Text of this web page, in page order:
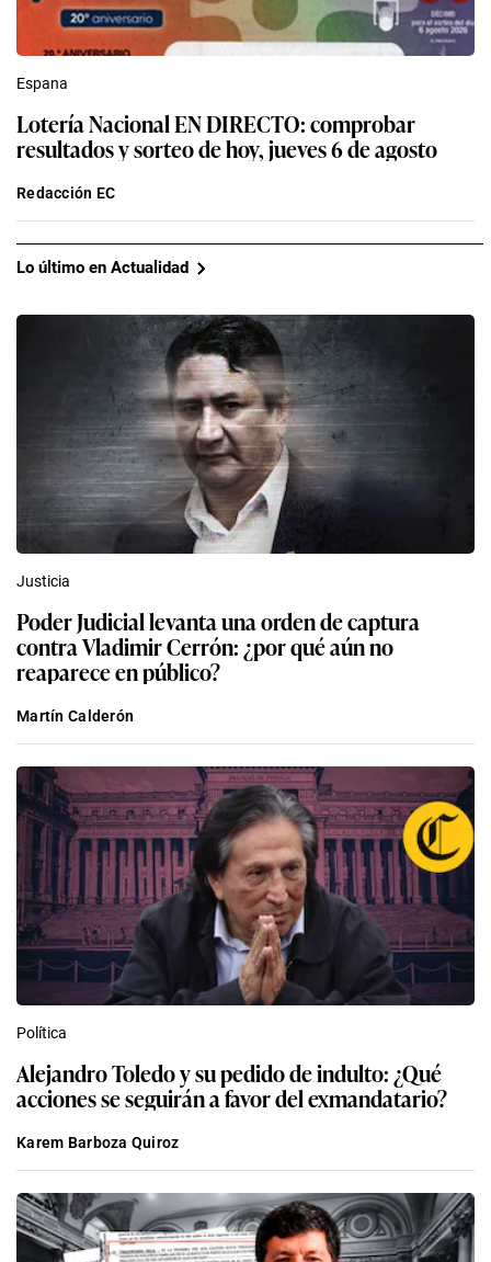
Espana
Lotería Nacional EN DIRECTO: comprobar
resultados y sorteo de hoy, jueves 6 de agosto
Redacción EC
Lo último en Actualidad
Justicia
Poder Judicial levanta una orden de captura
contra Vladimir Cerrón: ¿por qué aún no
reaparece en público?
Martín Calderón
Política
Alejandro Toledo y su pedido de indulto: ¿Qué
Karem Barboza Quiroz